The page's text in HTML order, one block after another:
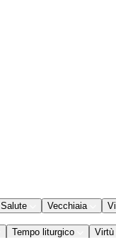
Salute Vecchiaia
Tempo liturgico Virtù